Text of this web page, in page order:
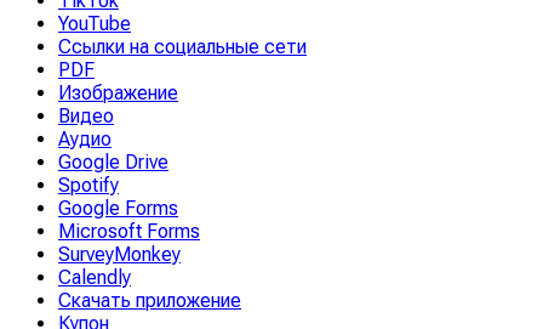
YouTube
Ссылки на социальные сети
PDF
Изображение
Видео
Аудио
Google Drive
Spotify
Google Forms
Microsoft Forms
SurveyMonkey
Calendly
Скачать приложение
Купон